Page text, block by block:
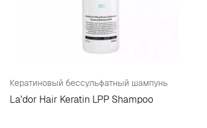
Кератиновый бессульфатный шампунь
La'dor Hair Keratin LPP Shampoo